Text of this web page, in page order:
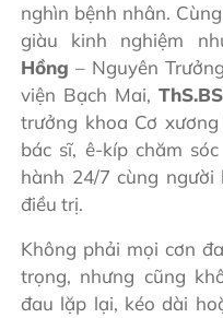
nghìn bệnh nhân.
giàu kinh nghiệm
Hồng – Nguyên
viện Bạch Mai,
trưởng khoa Cơ
bác sĩ, ê-kíp chăm
hành 24/7 cùng
điều trị.
Không phải mọi cơn
trọng, nhưng cũng
đau lặp lại, kéo dài